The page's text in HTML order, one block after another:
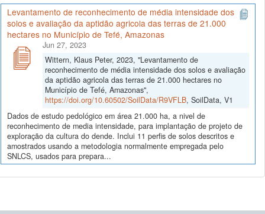
Levantamento de reconhecimento de média intensidade dos
solos e avaliação da aptidão agricola das terras de 21.000
hectares no Município de Tefé, Amazonas
Jun 27, 2023
Wittern, Klaus Peter, 2023, "Levantamento de
reconhecimento de média intensidade dos solos e avaliação
da aptidão agricola das terras de 21.000 hectares no
Município de Tefé, Amazonas",
https://doi.org/10.60502/SoilData/R9VFLB, SoilData, V1
Dados de estudo pedológico em área 21.000 ha, a nivel de
reconhecimento de media intensidade, para implantação de projeto de
exploração da cultura do dende. Inclui 11 perfis de solos descritos e
amostrados usando a metodologia normalmente empregada pelo
SNLCS, usados para prepara...